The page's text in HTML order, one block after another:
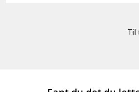
Til